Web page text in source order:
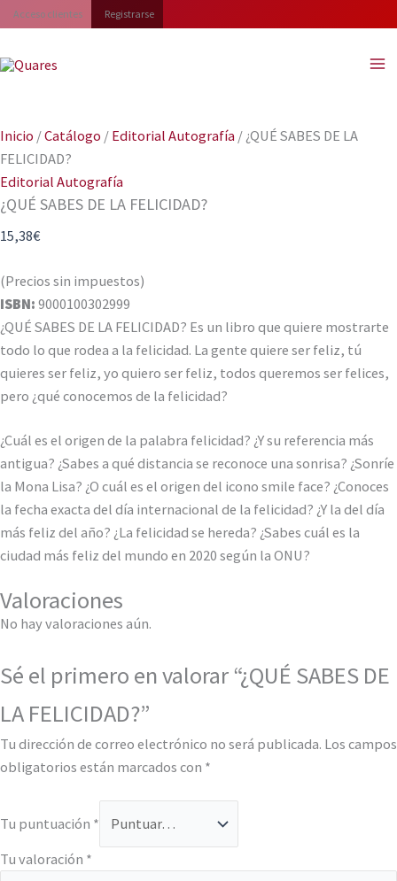
al
contenido
Acceso clientes Registrarse
Inicio /Catálogo / Editorial Autografía / ¿QUÉ SABES DE LA
FELICIDAD?
Editorial Autografía
¿QUÉ SABES DE LA FELICIDAD?
15,38€
(Precios sin impuestos)
ISBN: 9000100302999
¿QUÉ SABES DE LA FELICIDAD? Es un libro que quiere mostrarte
todo lo que rodea a la felicidad. La gente quiere ser feliz, tú
quieres ser feliz, yo quiero ser feliz, todos queremos ser felices,
pero ¿qué conocemos de la felicidad?
¿Cuál es el origen de la palabra felicidad? ¿Y su referencia más
antigua? ¿Sabes a qué distancia se reconoce una sonrisa? ¿Sonríe
la Mona Lisa? ¿O cuál es el origen del icono smile face? ¿Conoces
la fecha exacta del día internacional de la felicidad? ¿Y la del día
más feliz del año? ¿La felicidad se hereda? ¿Sabes cuál es la
ciudad más feliz del mundo en 2020 según la ONU?
Valoraciones
No hay valoraciones aún.
Sé el primero en valorar “¿QUÉ SABES DE
LA FELICIDAD?”
Tu dirección de correo electrónico no será publicada. Los campos
obligatorios están marcados con *
Tu puntuación *
Tu valoración *